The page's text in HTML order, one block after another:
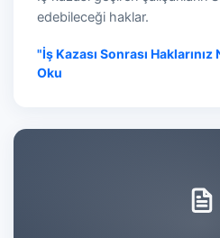
edebileceği haklar.
"İş Kazası Sonrası
Oku